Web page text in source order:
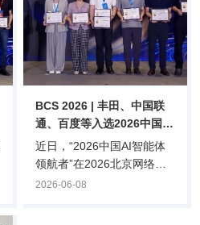
BCS 2026 | 丰田、中国联
通、百度等入选2026中国AI
智能体领航者“组织运营智
能体”
近日，“2026中国AI智能体
领航者”在2026北京网络安
全大会（BCS2026）上正式
2026-06-08